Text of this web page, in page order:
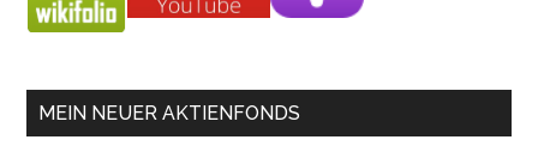
MEIN NEUER AKTIENFONDS